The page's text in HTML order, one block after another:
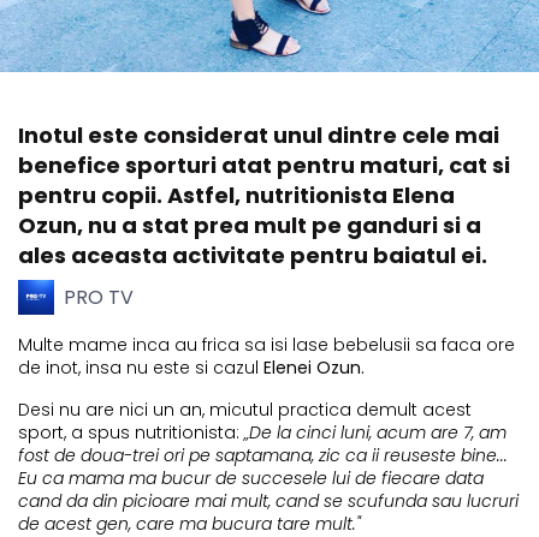
Inotul este considerat unul dintre cele mai
benefice sporturi atat pentru maturi, cat si
pentru copii. Astfel, nutritionista Elena
Ozun, nu a stat prea mult pe ganduri si a
ales aceasta activitate pentru baiatul ei.
PRO TV
Multe mame inca au frica sa isi lase bebelusii sa faca ore
de inot, insa nu este si cazul Elenei Ozun.
Desi nu are nici un an, micutul practica demult acest
sport, a spus nutritionista: „De la cinci luni, acum are 7, am
fost de doua-trei ori pe saptamana, zic ca ii reuseste bine...
Eu ca mama ma bucur de succesele lui de fiecare data
cand da din picioare mai mult, cand se scufunda sau lucruri
de acest gen, care ma bucura tare mult."